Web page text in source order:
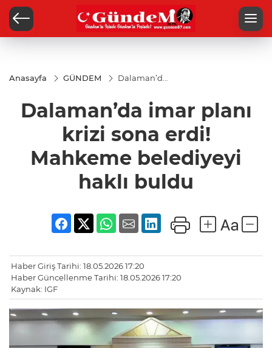
Anasayfa GÜNDEM
Dalaman’da
erdi!
Mahkeme
haklı buldu
Dalaman’da imar planı
krizi sona erdi!
Mahkeme belediyeyi
haklı buldu
Haber Giriş Tarihi: 18.05.2026 17:20
Haber Güncellenme Tarihi: 18.05.2026 17:20
Kaynak: IGF